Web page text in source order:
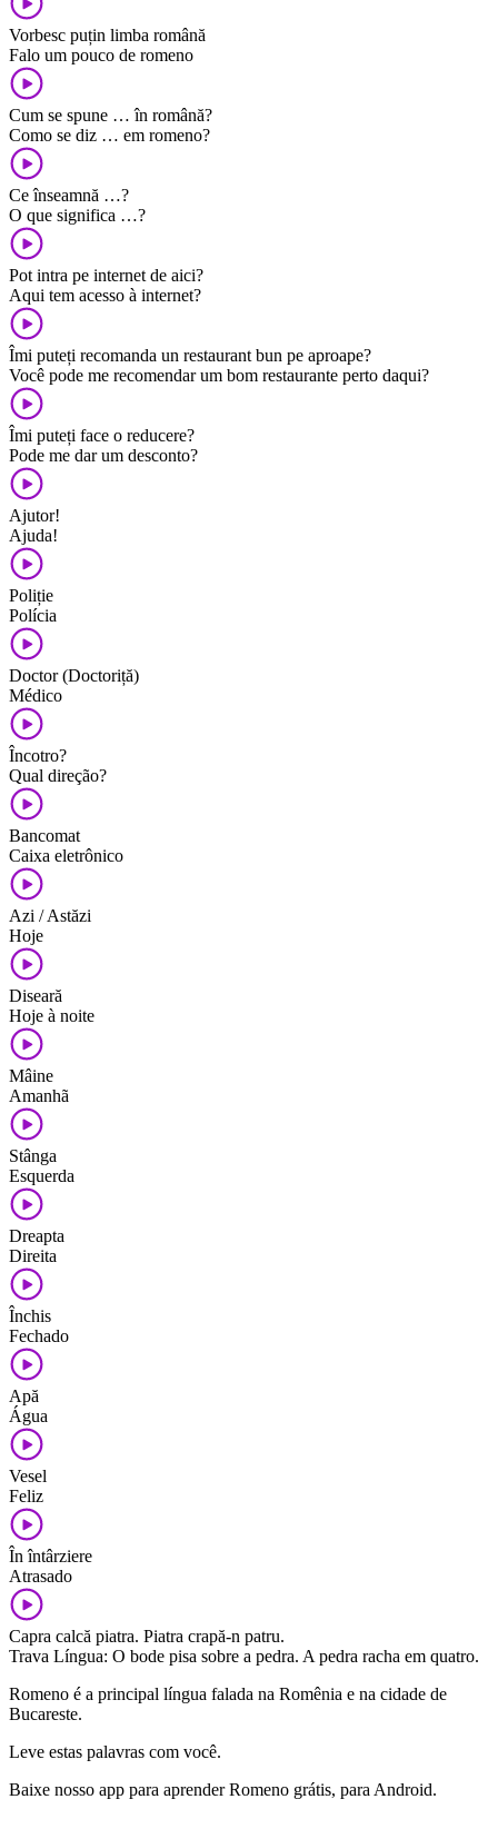
Vorbesc puțin limba română
Falo um pouco de romeno
Cum se spune … în română?
Como se diz … em romeno?
Ce înseamnă …?
O que significa …?
Pot intra pe internet de aici?
Aqui tem acesso à internet?
Îmi puteți recomanda un restaurant bun pe aproape?
Você pode me recomendar um bom restaurante perto daqui?
Îmi puteți face o reducere?
Pode me dar um desconto?
Ajutor!
Ajuda!
Poliție
Polícia
Doctor (Doctoriță)
Médico
Încotro?
Qual direção?
Bancomat
Caixa eletrônico
Azi / Astăzi
Hoje
Diseară
Hoje à noite
Mâine
Amanhã
Stânga
Esquerda
Dreapta
Direita
Închis
Fechado
Apă
Água
Vesel
Feliz
În întârziere
Atrasado
Capra calcă piatra. Piatra crapă-n patru.
Trava Língua: O bode pisa sobre a pedra. A pedra racha em quatro.
Romeno é a principal língua falada na Romênia e na cidade de
Bucareste.
Leve estas palavras com você.
Baixe nosso app para aprender Romeno grátis, para Android.